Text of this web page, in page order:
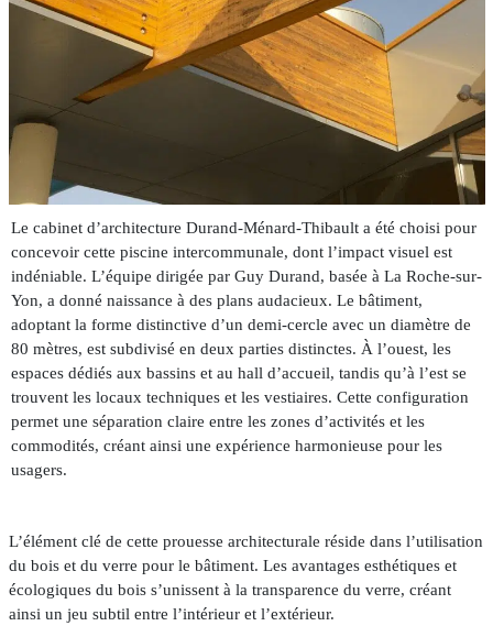
Le cabinet d’architecture Durand-Ménard-Thibault a été choisi pour
concevoir cette piscine intercommunale, dont l’impact visuel est
indéniable. L’équipe dirigée par Guy Durand, basée à La Roche-sur-
Yon, a donné naissance à des plans audacieux. Le bâtiment,
adoptant la forme distinctive d’un demi-cercle avec un diamètre de
80 mètres, est subdivisé en deux parties distinctes. À l’ouest, les
espaces dédiés aux bassins et au hall d’accueil, tandis qu’à l’est se
trouvent les locaux techniques et les vestiaires. Cette configuration
permet une séparation claire entre les zones d’activités et les
commodités, créant ainsi une expérience harmonieuse pour les
usagers.
L’élément clé de cette prouesse architecturale réside dans l’utilisation
du bois et du verre pour le bâtiment. Les avantages esthétiques et
écologiques du bois s’unissent à la transparence du verre, créant
ainsi un jeu subtil entre l’intérieur et l’extérieur.